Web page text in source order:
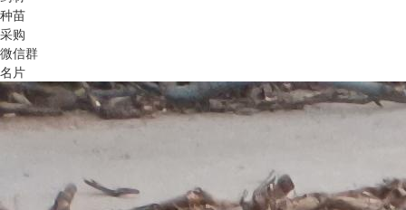
种苗
采购
微信群
名片